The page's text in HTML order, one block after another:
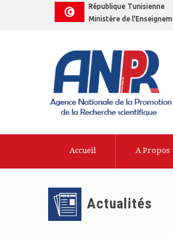
République Tunisienne
Ministère de
Accueil A Propos
Actualités